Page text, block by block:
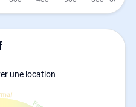
une location